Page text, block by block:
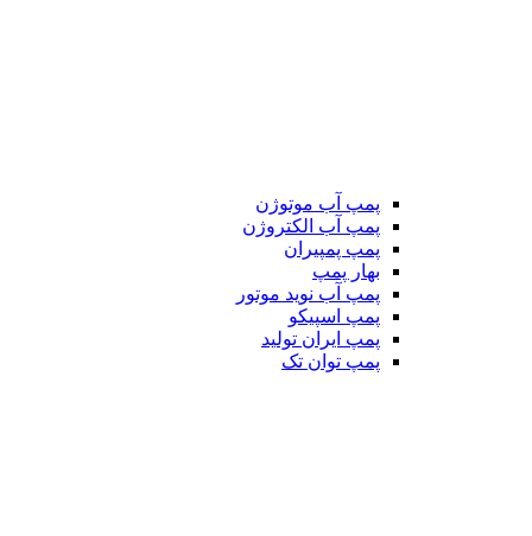
پمپ آب موتوژن
پمپ آب الکتروژن
پمپ پمپیران
بهار پمپ
پمپ آب نوید موتور
پمپ اسپیکو
پمپ ایران تولید
پمپ توان تک